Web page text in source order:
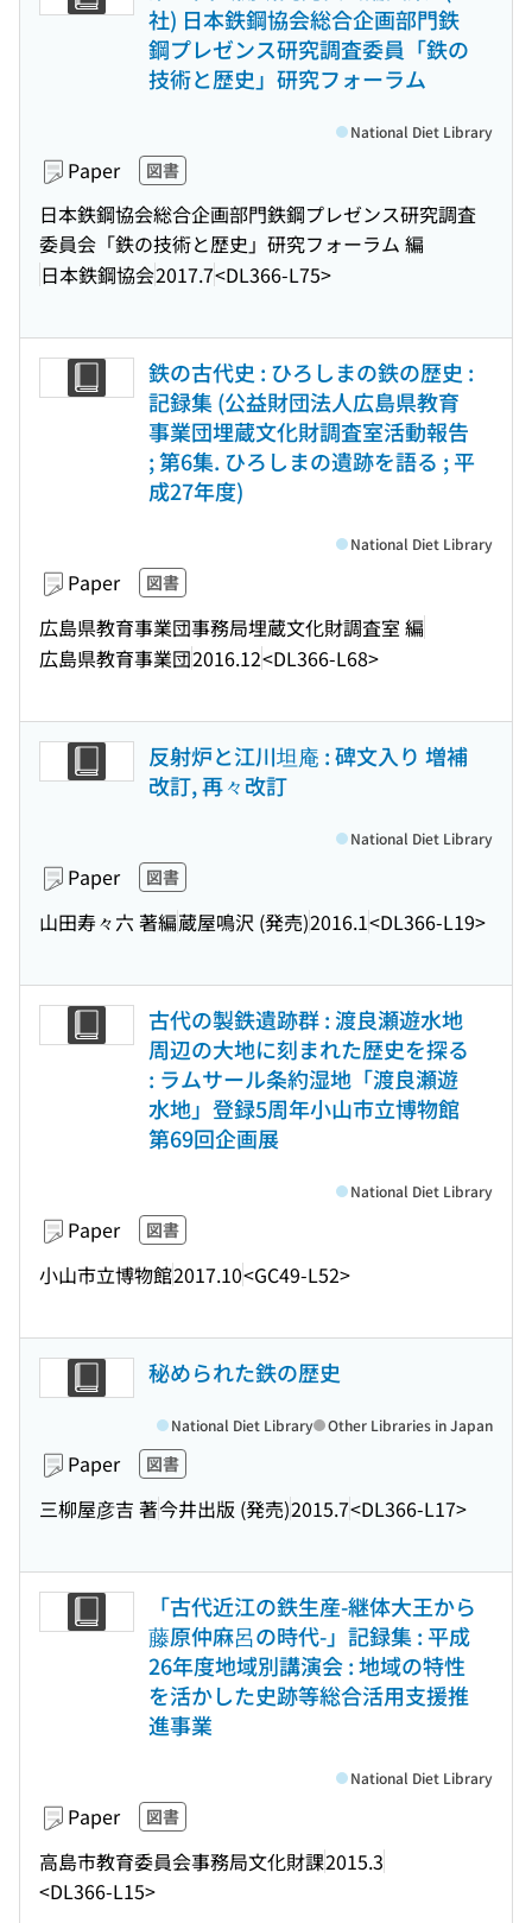
社) 日本鉄鋼協会総合企画部門鉄
鋼プレゼンス研究調査委員「鉄の
技術と歴史」研究フォーラム
Paper 図書
日本鉄鋼協会総合企画部門鉄鋼プレゼンス研究調査
委員会「鉄の技術と歴史」研究フォーラム 編
日本鉄鋼協会2017.7<DL366-L75>
National Diet Library
鉄の古代史 : ひろしまの鉄の歴史 :
記録集 (公益財団法人広島県教育
事業団埋蔵文化財調査室活動報告
; 第6集. ひろしまの遺跡を語る ; 平
成27年度)
Paper 図書
広島県教育事業団事務局埋蔵文化財調査室 編
広島県教育事業団2016.12<DL366-L68>
National Diet Library
反射炉と江川坦庵 : 碑文入り 増補
改訂, 再々改訂
Paper 図書
山田寿々六 著編蔵屋鳴沢 (発売)2016.1<DL366-L19>
National Diet Library
古代の製鉄遺跡群 : 渡良瀬遊水地
周辺の大地に刻まれた歴史を探る
: ラムサール条約湿地「渡良瀬遊
水地」登録5周年小山市立博物館
第69回企画展
Paper 図書
小山市立博物館2017.10<GC49-L52>
National Diet Library
秘められた鉄の歴史
Paper 図書
三柳屋彦吉 著今井出版 (発売)2015.7<DL366-L17>
National Diet Library Other Libraries in Japan
「古代近江の鉄生産-継体大王から
藤原仲麻呂の時代-」記録集 : 平成
26年度地域別講演会 : 地域の特性
を活かした史跡等総合活用支援推
進事業
Paper 図書
高島市教育委員会事務局文化財課2015.3
<DL366-L15>
National Diet Library